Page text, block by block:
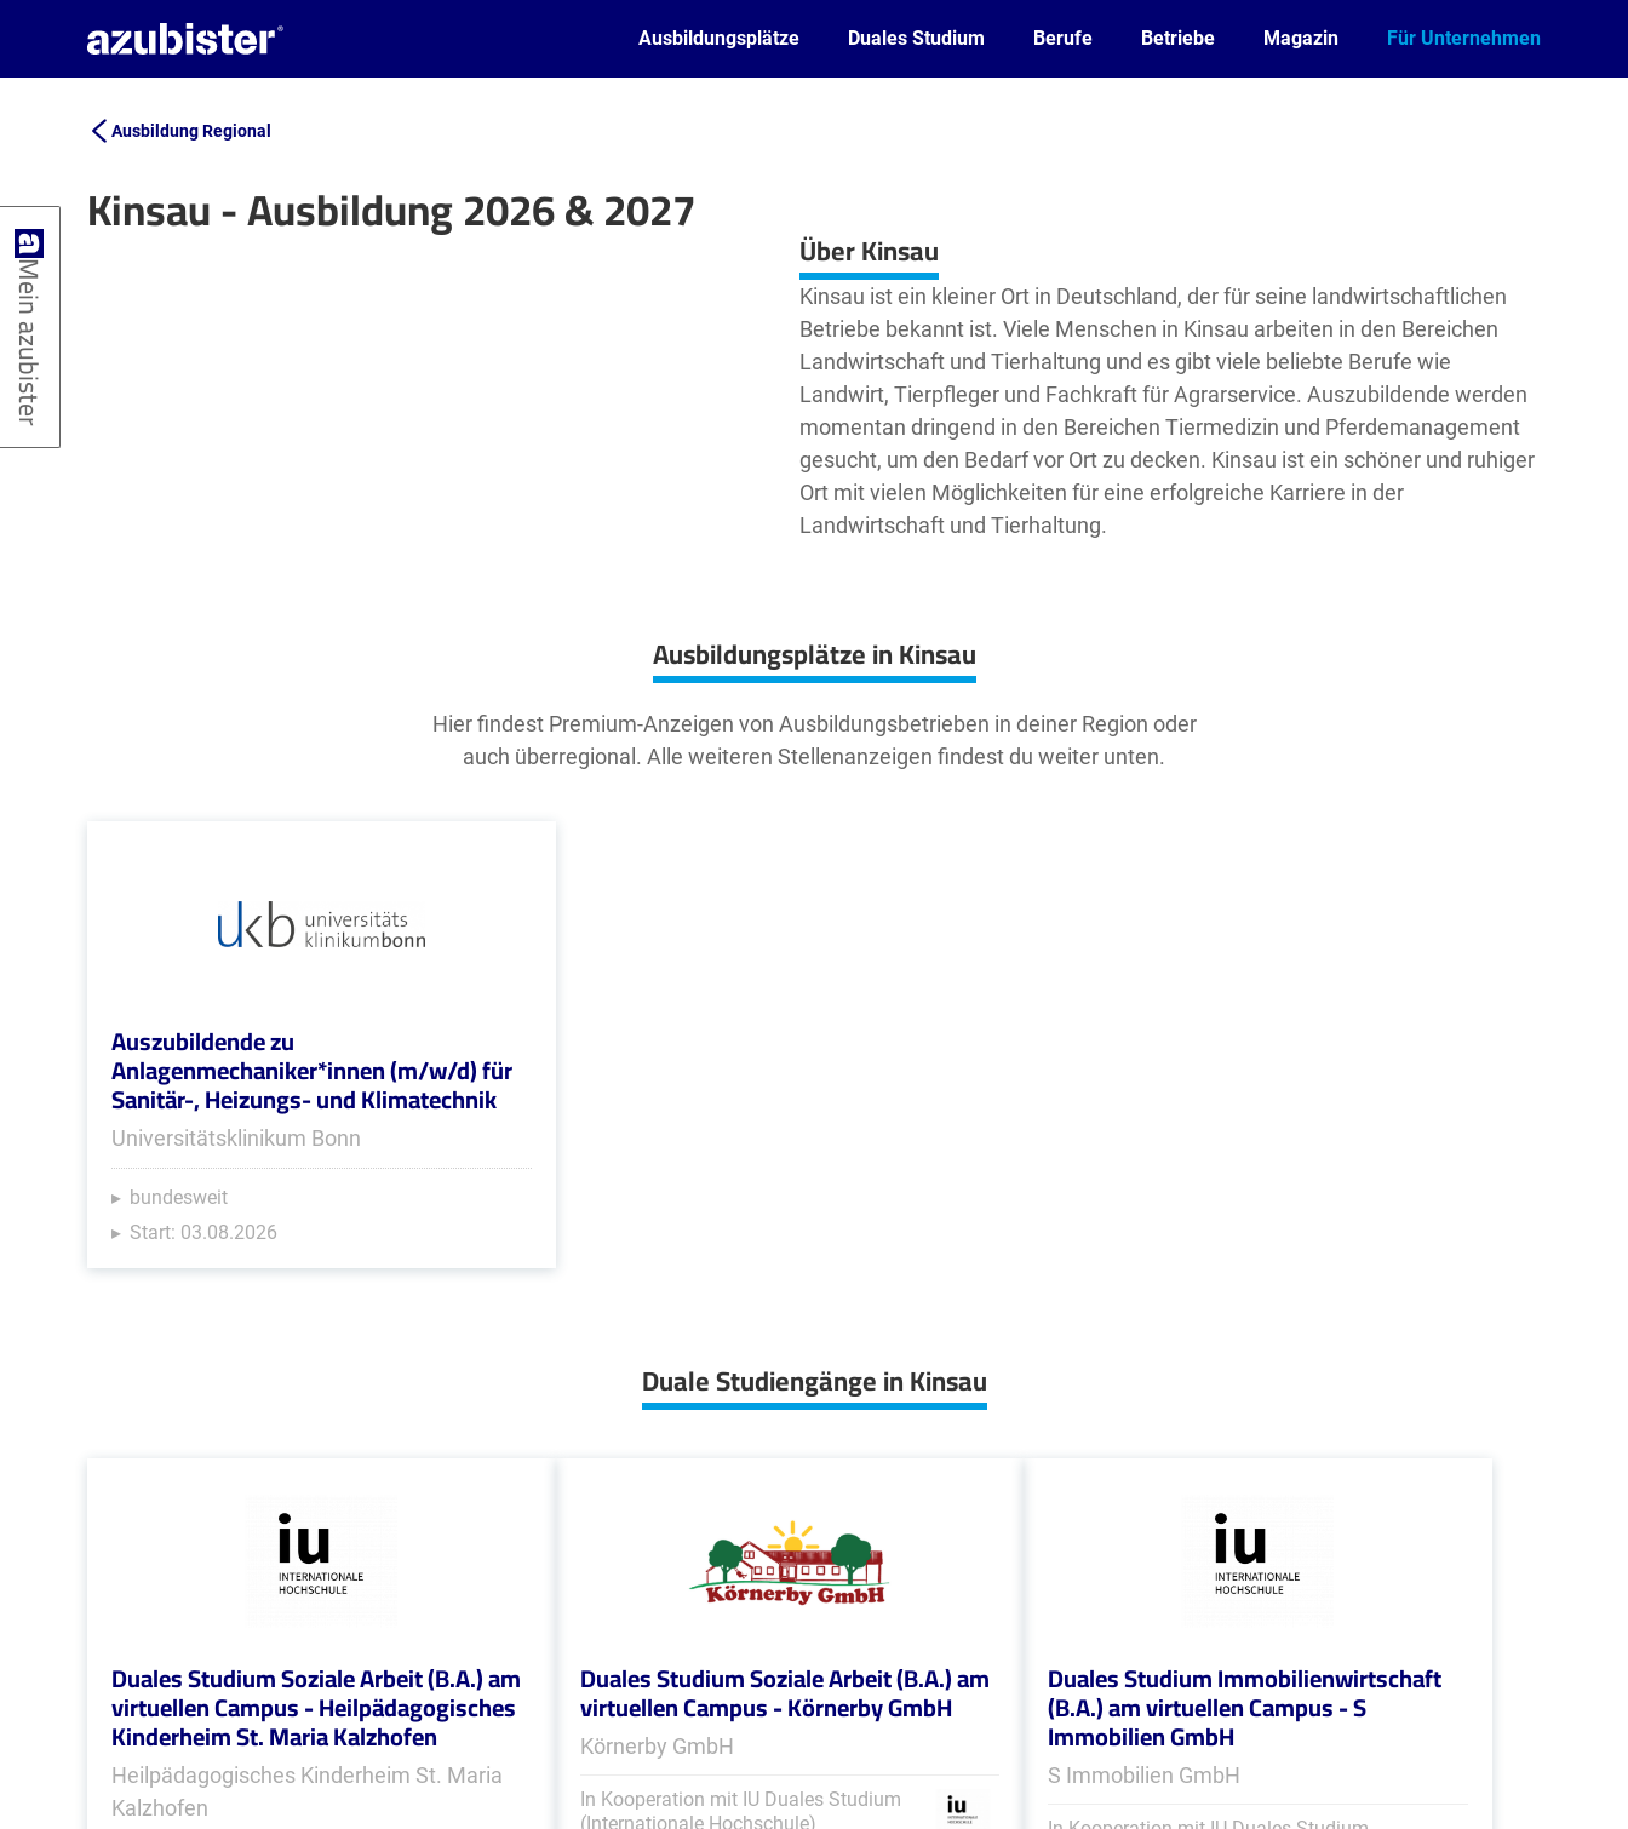
Ausbildungsplätze Duales Studium Berufe Betriebe Magazin Für Unternehmen
Ausbildung Regional
Kinsau - Ausbildung 2026 & 2027
Leaflet | ©OpenStreetMap2 Über Kinsau
Kinsau ist ein kleiner Ort in Deutschland, der für seine landwirtschaftlichen
Betriebe bekannt ist. Viele Menschen in Kinsau arbeiten in den Bereichen
Landwirtschaft und Tierhaltung und es gibt viele beliebte Berufe wie
Landwirt, Tierpfleger und Fachkraft für Agrarservice. Auszubildende werden
momentan dringend in den Bereichen Tiermedizin und Pferdemanagement
gesucht, um den Bedarf vor Ort zu decken. Kinsau ist ein schöner und ruhiger
Ort mit vielen Möglichkeiten für eine erfolgreiche Karriere in der
Landwirtschaft und Tierhaltung.
Ausbildungsplätze in Kinsau
Hier findest Premium-Anzeigen von Ausbildungsbetrieben in deiner Region oder
auch überregional. Alle weiteren Stellenanzeigen findest du weiter unten.
Auszubildende zu
Anlagenmechaniker*innen (m/w/d) für
Sanitär-, Heizungs- und Klimatechnik
Universitätsklinikum Bonn
bundesweit
Start: 03.08.2026
Duale Studiengänge in Kinsau
Duales Studium Soziale Arbeit (B.A.) am
virtuellen Campus - Heilpädagogisches
Kinderheim St. Maria Kalzhofen
Heilpädagogisches Kinderheim St. Maria
Kalzhofen
Duales Studium Soziale Arbeit (B.A.) am
virtuellen Campus - Körnerby GmbH
Körnerby GmbH
In Kooperation mit IU Duales Studium
(Internationale Hochschule)
Duales Studium Immobilienwirtschaft
(B.A.) am virtuellen Campus - S
Immobilien GmbH
S Immobilien GmbH
Mein azubister